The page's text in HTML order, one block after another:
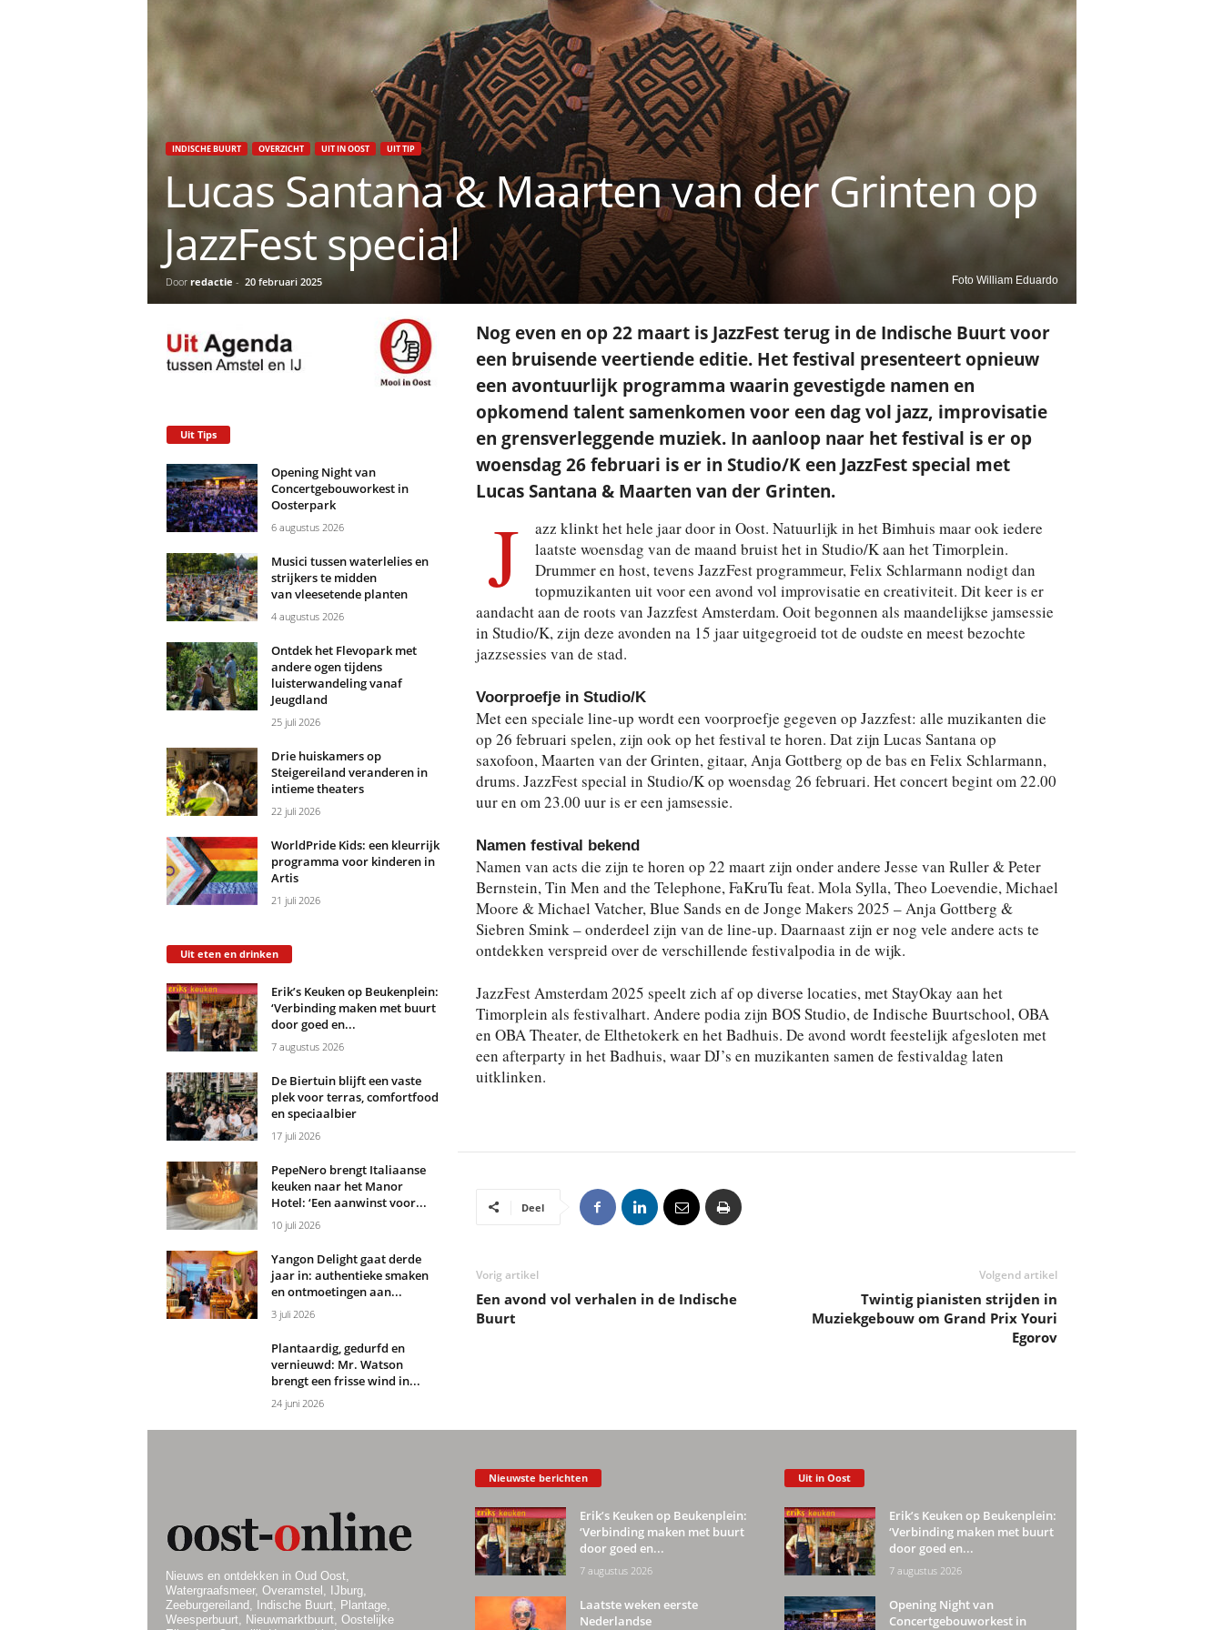
Foto William Eduardo
INDISCHE BUURT OVERZICHT UIT IN OOST UIT TIP
Lucas Santana & Maarten van der Grinten op
JazzFest special
Door redactie - 20 februari 2025
Nog even en op 22 maart is JazzFest terug in de Indische Buurt voor
een bruisende veertiende editie. Het festival presenteert opnieuw
een avontuurlijk programma waarin gevestigde namen en
opkomend talent samenkomen voor een dag vol jazz, improvisatie
en grensverleggende muziek. In aanloop naar het festival is er op
woensdag 26 februari is er in Studio/K een JazzFest special met
Lucas Santana & Maarten van der Grinten.
J
azz klinkt het hele jaar door in Oost. Natuurlijk in het Bimhuis maar ook iedere
laatste woensdag van de maand bruist het in Studio/K aan het Timorplein.
Drummer en host, tevens JazzFest programmeur, Felix Schlarmann nodigt dan
topmuzikanten uit voor een avond vol improvisatie en creativiteit. Dit keer is er
aandacht aan de roots van Jazzfest Amsterdam. Ooit begonnen als maandelijkse jamsessie
in Studio/K, zijn deze avonden na 15 jaar uitgegroeid tot de oudste en meest bezochte
jazzsessies van de stad.
Voorproefje in Studio/K
Met een speciale line-up wordt een voorproefje gegeven op Jazzfest: alle muzikanten die
op 26 februari spelen, zijn ook op het festival te horen. Dat zijn Lucas Santana op
saxofoon, Maarten van der Grinten, gitaar, Anja Gottberg op de bas en Felix Schlarmann,
drums. JazzFest special in Studio/K op woensdag 26 februari. Het concert begint om 22.00
uur en om 23.00 uur is er een jamsessie.
Namen festival bekend
Namen van acts die zijn te horen op 22 maart zijn onder andere Jesse van Ruller & Peter
Bernstein, Tin Men and the Telephone, FaKruTu feat. Mola Sylla, Theo Loevendie, Michael
Moore & Michael Vatcher, Blue Sands en de Jonge Makers 2025 – Anja Gottberg &
Siebren Smink – onderdeel zijn van de line-up. Daarnaast zijn er nog vele andere acts te
ontdekken verspreid over de verschillende festivalpodia in de wijk.
JazzFest Amsterdam 2025 speelt zich af op diverse locaties, met StayOkay aan het
Timorplein als festivalhart. Andere podia zijn BOS Studio, de Indische Buurtschool, OBA
en OBA Theater, de Elthetokerk en het Badhuis. De avond wordt feestelijk afgesloten met
een afterparty in het Badhuis, waar DJ’s en muzikanten samen de festivaldag laten
uitklinken.
Deel
Vorig artikel
Een avond vol verhalen in de Indische
Buurt
Volgend artikel
Twintig pianisten strijden in
Muziekgebouw om Grand Prix Youri
Egorov
Uit Tips
Opening Night van
Concertgebouworkest in
Oosterpark
6 augustus 2026
Musici tussen waterlelies en
strijkers te midden
van vleesetende planten
4 augustus 2026
Ontdek het Flevopark met
andere ogen tijdens
luisterwandeling vanaf
Jeugdland
25 juli 2026
Drie huiskamers op
Steigereiland veranderen in
intieme theaters
22 juli 2026
WorldPride Kids: een kleurrijk
programma voor kinderen in
Artis
21 juli 2026
Uit eten en drinken
Erik’s Keuken op Beukenplein:
‘Verbinding maken met buurt
door goed en...
7 augustus 2026
De Biertuin blijft een vaste
plek voor terras, comfortfood
en speciaalbier
17 juli 2026
PepeNero brengt Italiaanse
keuken naar het Manor
Hotel: ‘Een aanwinst voor...
10 juli 2026
Yangon Delight gaat derde
jaar in: authentieke smaken
en ontmoetingen aan...
3 juli 2026
Plantaardig, gedurfd en
vernieuwd: Mr. Watson
brengt een frisse wind in...
24 juni 2026
Nieuws en ontdekken in Oud Oost,
Watergraafsmeer, Overamstel, IJburg,
Zeeburgereiland, Indische Buurt, Plantage,
Weesperbuurt, Nieuwmarktbuurt, Oostelijke
Nieuwste berichten
Erik’s Keuken op Beukenplein:
‘Verbinding maken met buurt
door goed en...
7 augustus 2026
Laatste weken eerste
Nederlandse
Uit in Oost
Erik’s Keuken op Beukenplein:
‘Verbinding maken met buurt
door goed en...
7 augustus 2026
Opening Night van
Concertgebouworkest in